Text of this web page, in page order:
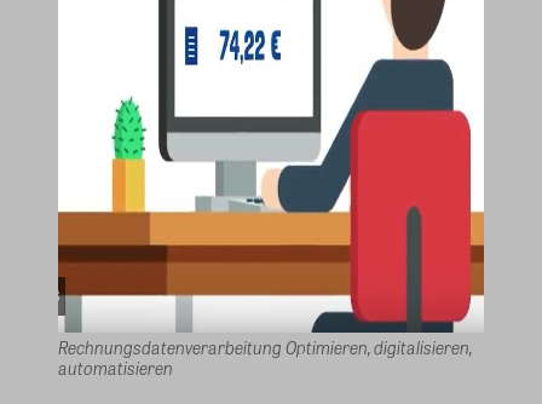
Rechnungsdatenverarbeitung Optimieren, digitalisieren,
automatisieren